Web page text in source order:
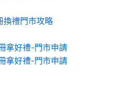
換禮門市攻略
拿好禮-門市申請
拿好禮-門市申請